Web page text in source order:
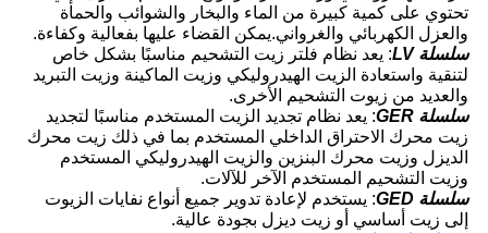
تحتوي على كمية كبيرة من الماء والبخار والشوائب والحمأة
والعزل الكهربائي والغرواني.يمكن القضاء عليها بفعالية وكفاءة.
سلسلة LV
: يعد نظام فلتر زيت التشحيم مناسبًا بشكل خاص
لتنقية واستعادة الزيت الهيدروليكي وزيت الماكينة وزيت التبريد
والعديد من زيوت التشحيم الأخرى.
سلسلة GER
: يعد نظام تجديد الزيت المستخدم مناسبًا لتجديد
زيت محرك الاحتراق الداخلي المستخدم بما في ذلك زيت محرك
الديزل وزيت محرك البنزين والزيت الهيدروليكي المستخدم
وزيت التشحيم المستخدم الآخر للآلات.
سلسلة GED
: يستخدم لإعادة تدوير جميع أنواع نفايات الزيوت
إلى زيت أساسي أو زيت ديزل بجودة عالية.